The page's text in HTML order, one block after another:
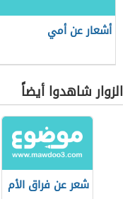
أشعار عن أمي
الزوار شاهدوا أيضاً
شعر عن فراق الأم